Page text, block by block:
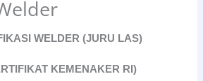
WELDER (JURU LAS)
KEMENAKER RI)